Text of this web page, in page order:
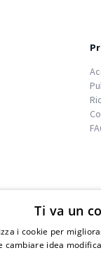
01976730497 -
Ti va un
i cookie per
cambiare idea